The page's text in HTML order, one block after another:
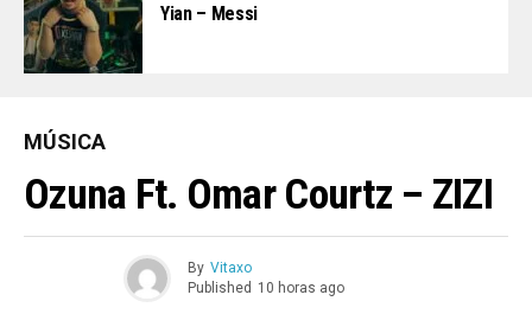
Yian – Messi
MÚSICA
Ozuna Ft. Omar Courtz – ZIZI
By Vitaxo
Published 10 horas ago